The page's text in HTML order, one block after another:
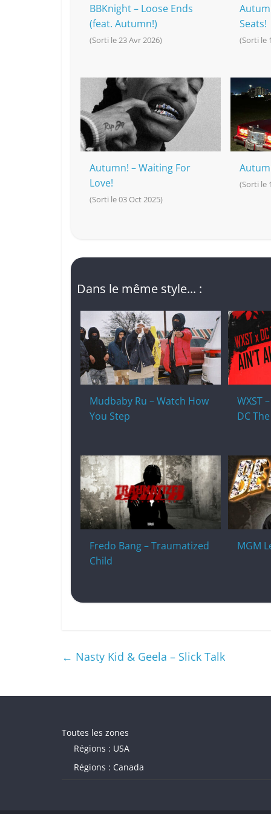
BBKnight – Loose Ends
(feat. Autumn!)
(Sorti le 23 Avr 2026)
Seats!
(Sorti le
Autumn! – Waiting For
Love!
(Sorti le 03 Oct 2025)
(Sorti le
Dans le même style... :
Mudbaby Ru – Watch How
You Step
WXST
DC
Fredo Bang – Traumatized
Child
MGM
← Nasty Kid & Geela – Slick Talk
Toutes les zones
Régions : USA
Régions : Canada